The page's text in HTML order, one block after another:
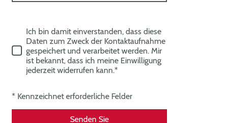
Ich bin damit einverstanden, dass diese
Daten zum Zweck der Kontaktaufnahme
gespeichert und verarbeitet werden. Mir
ist bekannt, dass ich meine Einwilligung
jederzeit widerrufen kann.*
* Kennzeichnet erforderliche Felder
Senden Sie